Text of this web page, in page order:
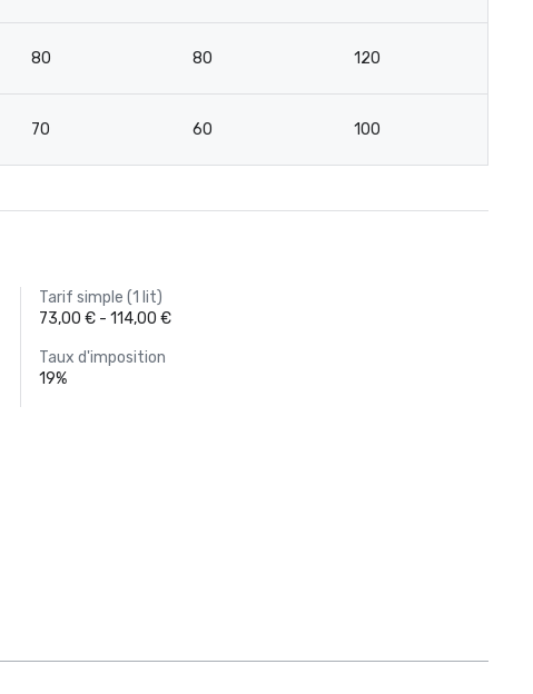
80 80 120
70 60 100
Tarif simple (1 lit)
73,00 € - 114,00 €
Taux d'imposition
19%